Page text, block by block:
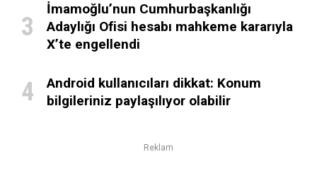
İmamoğlu’nun Cumhurbaşkanlığı
Adaylığı Ofisi hesabı mahkeme kararıyla
X’te engellendi
Android kullanıcıları dikkat: Konum
bilgileriniz paylaşılıyor olabilir
Reklam